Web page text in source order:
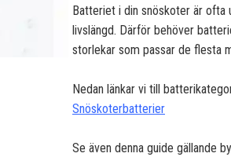
Batteriet i din snöskoter är
livslängd. Därför behöver
storlekar som passar de flesta
Nedan länkar vi till
Snöskoterbatterier
Se även denna guide gällande